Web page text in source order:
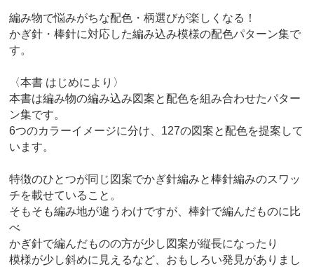
編み物で悩みがちな配色・柄選びが楽しくなる！
かぎ針・棒針に対応した編み込み模様の配色パターン集で
す。
〈本書 はじめにより〉
本書は編み物の編み込み図案と配色を組み合わせたパター
ン集です。
6つのカラーイメージに分け、127の図案と配色を提案して
います。
特徴のひとつが同じ図案でかぎ針編みと棒針編みのスワッ
チを載せていること。
そもそも編み地が違うわけですが、棒針で編んだものに比
べ
かぎ針で編んだものの方が少し図案が縦長になったり
模様が少し斜めに見えるなど、おもしろい発見がありまし